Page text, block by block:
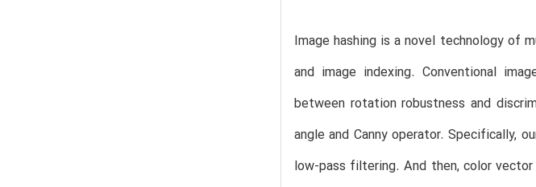
Image hashing is a novel technology of
and image indexing. Conventional
between rotation robustness and
angle and Canny operator. Specifically,
low-pass filtering. And then, color